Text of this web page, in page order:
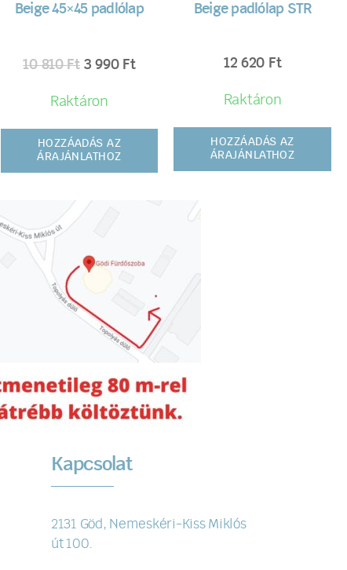
Beige 45×45 padlólap
10 810Ft 3 990 Ft
Raktáron
HOZZÁADÁS AZ
ÁRAJÁNLATHOZ
Beige padlólap STR
12 620 Ft
Raktáron
HOZZÁADÁS AZ
ÁRAJÁNLATHOZ
Kapcsolat
2131 Göd, Nemeskéri-Kiss Miklós
út 100.